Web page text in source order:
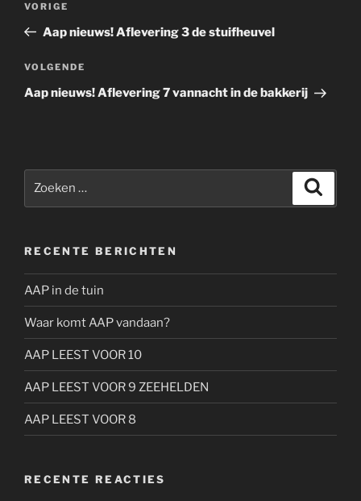
Vorig
bericht
VORIGE
Aap nieuws! Aflevering 3 de stuifheuvel
Volgend
bericht
VOLGENDE
Aap nieuws! Aflevering 7 vannacht in de bakkerij
RECENTE BERICHTEN
AAP in de tuin
Waar komt AAP vandaan?
AAP LEEST VOOR 10
AAP LEEST VOOR 9 ZEEHELDEN
AAP LEEST VOOR 8
RECENTE REACTIES